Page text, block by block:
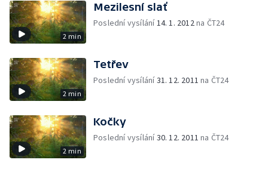
2 min
Mezilesní slať
Poslední vysílání14. 1. 2012na ČT24
2 min
Tetřev
Poslední vysílání31. 12. 2011 na ČT24
2 min
Kočky
Poslední vysílání30. 12. 2011 na ČT24